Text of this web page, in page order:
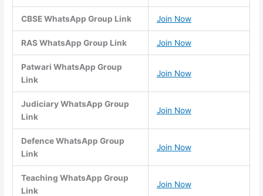
CBSE WhatsApp Group Link Join Now
RAS WhatsApp Group Link Join Now
Patwari WhatsApp Group
Link
Join Now
Judiciary WhatsApp Group
Link
Join Now
Defence WhatsApp Group
Link
Join Now
Teaching WhatsApp Group
Link
Join Now